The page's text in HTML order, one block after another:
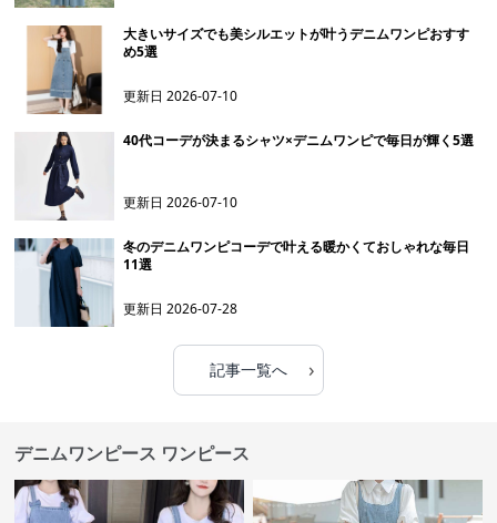
大きいサイズでも美シルエットが叶うデニムワンピおすす
め5選
更新日2026-07-10
40代コーデが決まるシャツ×デニムワンピで毎日が輝く5選
更新日2026-07-10
冬のデニムワンピコーデで叶える暖かくておしゃれな毎日
11選
更新日2026-07-28
記事一覧へ ›
デニムワンピース ワンピース